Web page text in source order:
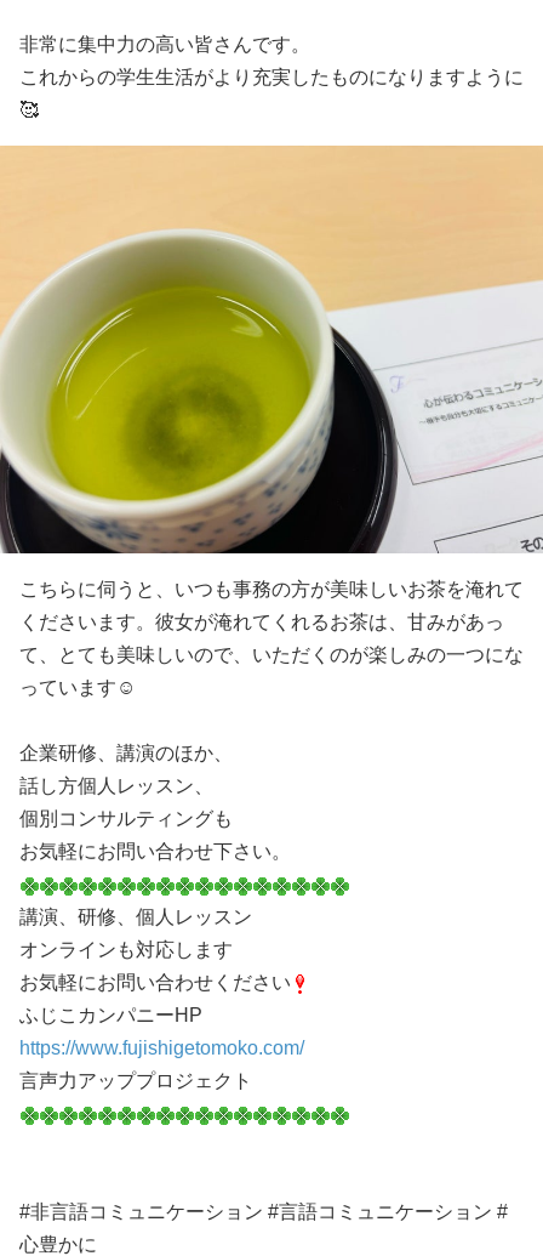
非常に集中力の高い皆さんです。
これからの学生生活がより充実したものになりますように
🥰
こちらに伺うと、いつも事務の方が美味しいお茶を淹れて
くださいます。彼女が淹れてくれるお茶は、甘みがあっ
て、とても美味しいので、いただくのが楽しみの一つにな
っています☺️
企業研修、講演のほか、
話し方個人レッスン、
個別コンサルティングも
お気軽にお問い合わせ下さい。
講演、研修、個人レッスン
オンラインも対応します
お気軽にお問い合わせください
ふじこカンパニーHP
https://www.fujishigetomoko.com/
言声力アッププロジェクト
#非言語コミュニケーション #言語コミュニケーション #
心豊かに